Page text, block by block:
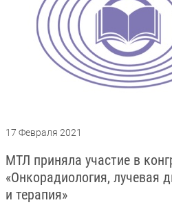
17 Февраля 2021
МТЛ приняла участие в
«Онкорадиология, лучевая
и терапия»